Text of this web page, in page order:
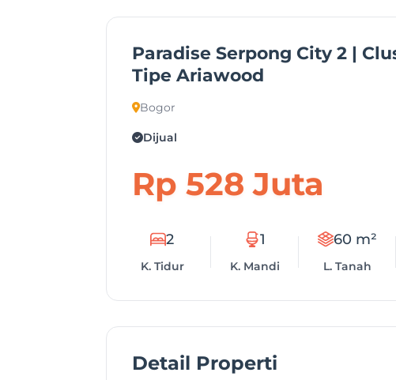
Paradise Serpong City 2 |
Tipe Ariawood
Bogor
Dijual
Rp 528 Juta
2
K. Tidur
1
K. Mandi
60 m²
L. Tanah
Detail Properti